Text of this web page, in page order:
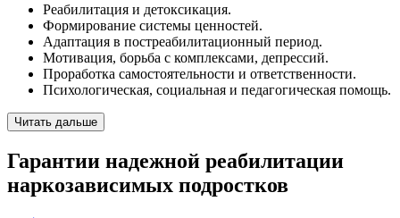
Реабилитация и детоксикация.
Формирование системы ценностей.
Адаптация в постреабилитационный период.
Мотивация, борьба с комплексами, депрессий.
Проработка самостоятельности и ответственности.
Психологическая, социальная и педагогическая помощь.
Читать дальше
Гарантии надежной реабилитации
наркозависимых подростков